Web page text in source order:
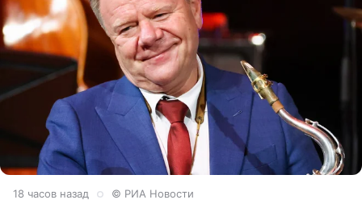
18 часов назад © РИА Новости